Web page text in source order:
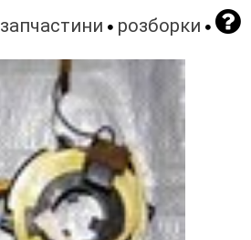
запчастини розборки